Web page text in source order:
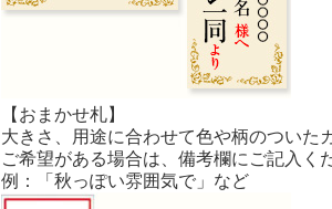
【おまかせ札】
大きさ、用途に合わせて色や柄のついた
ご希望がある場合は、備考欄にご記入く
例：「秋っぽい雰囲気で」など